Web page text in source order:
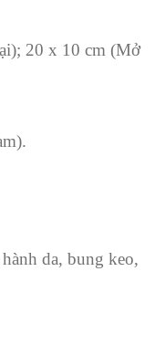
20 x 10 cm (Mở
da, bung keo,